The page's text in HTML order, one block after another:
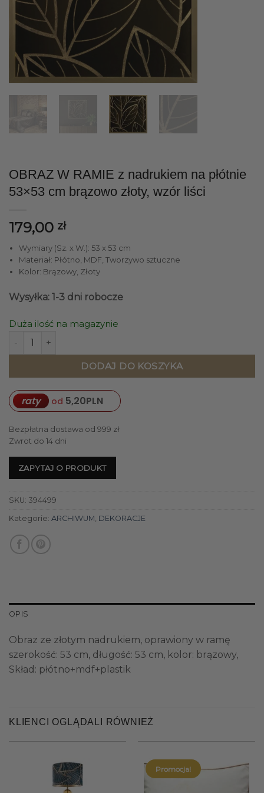
OBRAZ W RAMIE z nadrukiem na płótnie
53×53 cm brązowo złoty, wzór liści
179,00 zł
Wymiary (Sz. x W.): 53 x 53 cm
Materiał: Płótno, MDF, Tworzywo sztuczne
Kolor: Brązowy, Złoty
Wysyłka: 1-3 dni robocze
Duża ilość na magazynie
ilość OBRAZ W RAMIE z nadrukiem na płótnie 53x53 cm
DODAJ DO KOSZYKA
raty od 5,20PLN
Bezpłatna dostawa od 999 zł
Zwrot do 14 dni
ZAPYTAJ O PRODUKT
SKU: 394499
Kategorie: ARCHIWUM DEKORACJE
OPIS
Obraz ze złotym nadrukiem, oprawiony w ramę
szerokość: 53 cm, długość: 53 cm, kolor: brązowy,
Skład: płótno+mdf+plastik
KLIENCI OGLĄDALI RÓWNIEŻ
Promocja!